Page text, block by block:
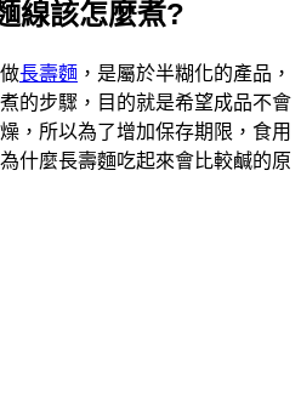
線該怎麼煮?
長壽麵 ，是屬於半糊化的產品，
的步驟，目的就是希望成品不會
，所以為了增加保存期限，食用
什麼長壽麵吃起來會比較鹹的原